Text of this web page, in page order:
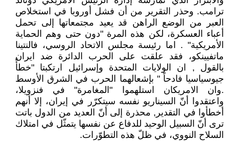
ترامب. وحذر التقرير من أن فشل أوروبا في استخلاص
العبر من الوضع الراهن قد يعيد مجتمعاتها إلى تحمل
أعباء العسكرة، لكن هذه المرة "دون حتى وهم الحماية
الأمريكية" . اما رئيسة مجلس الاتحاد الروسي، فالنتينا
ماتفيينكو، فقد علقت على الحرب الدائرة ضد ايران
بالقول , ان الولايات المتحدة وإسرائيل ارتكبتا "خطأً
جيوسياسيا فادحاً " بإشعالهما الحرب في الشرق الأوسط
.وان الامريكان استلهموا "المغامرة" في فنزويلا،
واعتقدوا أنّ السيناريو نفسه سيتكرّر في إيران، إلا أنهم
أخطأوا في التقدير, محذرة إلى أنّ العديد من الدول باتت
ترى أنّ السبيل الوحيد للدفاع عن نفسها يتمثّل في امتلاك
السلاح النووي، في ظلّ هذه التطوّرات.